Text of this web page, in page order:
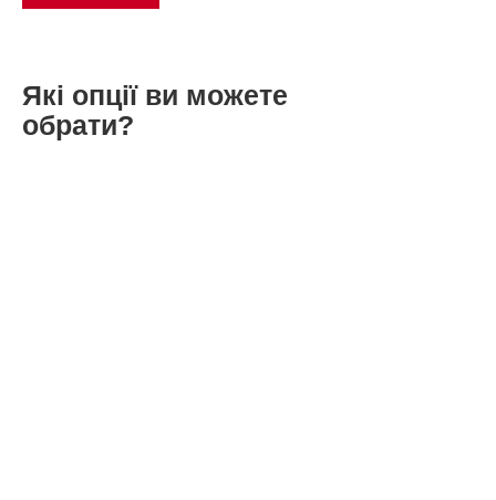
Які опції ви можете
обрати?